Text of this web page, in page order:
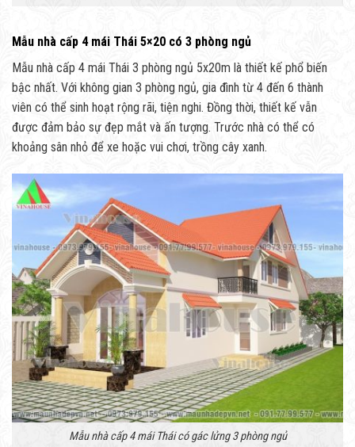
Mẫu nhà cấp 4 mái Thái 5×20 có 3 phòng ngủ
Mẫu nhà cấp 4 mái Thái 3 phòng ngủ 5x20m là thiết kế phổ biến
bậc nhất. Với không gian 3 phòng ngủ, gia đình từ 4 đến 6 thành
viên có thể sinh hoạt rộng rãi, tiện nghi. Đồng thời, thiết kế vẫn
được đảm bảo sự đẹp mắt và ấn tượng. Trước nhà có thể có
khoảng sân nhỏ để xe hoặc vui chơi, trồng cây xanh.
Mẫu nhà cấp 4 mái Thái có gác lửng 3 phòng ngủ